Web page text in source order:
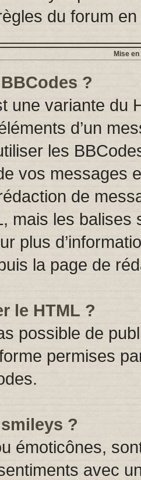
du forum
Mise
?
une variante du
d’un
les
vos messages
de
mais les
plus
la page de
le HTML ?
possible de
permises
?
émoticônes,
avec